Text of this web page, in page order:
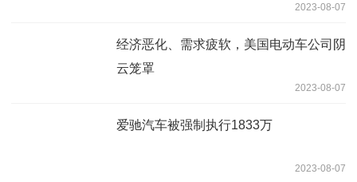
2023-08-07
经济恶化、需求疲软，美国电动车公司阴
云笼罩
2023-08-07
爱驰汽车被强制执行1833万
2023-08-07